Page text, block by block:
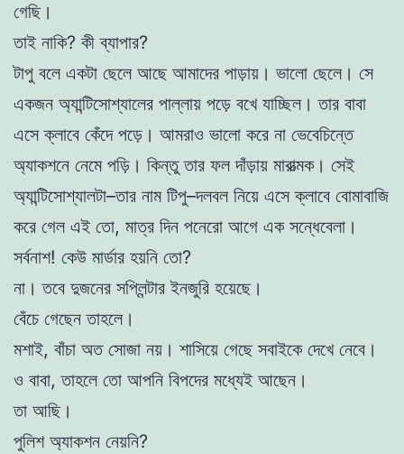
গেছি।
তাই নাকি? কী ব্যাপার?
টাপু বলে একটা ছেলে আছে আমাদের পাড়ায়। ভালো ছেলে। সে
একজন অ্যান্টিসোশ্যালের পাল্লায় পড়ে বখে যাচ্ছিল। তার বাবা
এসে ক্লাবে কেঁদে পড়ে। আমরাও ভালো করে না ভেবেচিন্তে
অ্যাকশনে নেমে পড়ি। কিন্তু তার ফল দাঁড়ায় মারাত্মক। সেই
অ্যান্টিসোশ্যালটা–তার নাম টিপু–দলবল নিয়ে এসে ক্লাবে বোমাবাজি
করে গেল এই তো, মাত্র দিন পনেরো আগে এক সন্ধেবেলা।
সর্বনাশ! কেউ মার্ডার হয়নি তো?
না। তবে দুজনের সপ্লিন্টার ইনজুরি হয়েছে।
বেঁচে গেছেন তাহলে।
মশাই, বাঁচা অত সোজা নয়। শাসিয়ে গেছে সবাইকে দেখে নেবে।
ও বাবা, তাহলে তো আপনি বিপদের মধ্যেই আছেন।
তা আছি।
পুলিশ অ্যাকশন নেয়নি?